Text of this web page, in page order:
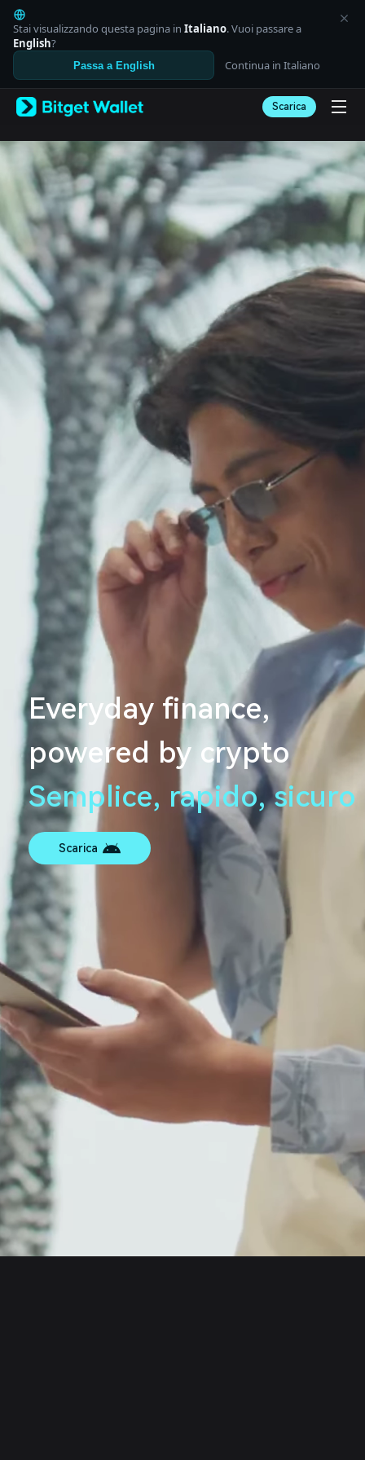
English
日本語
Tiếng Việt
Русский
Español (Latinoamérica)
Italiano
Deutsch
简体中文
繁體中文
Português (Portugal)
Bahasa Indonesia
ภาษาไทย
العربية
हिन्दी
বাংলা
Español
Português (Brasil)
Español (Argentina)
Stai visualizzando questa pagina in Italiano. Vuoi passare a
English?
Passa a English Continua in Italiano
Scarica
Everyday finance,
powered by crypto
Semplice, rapido, sicuro
Scarica